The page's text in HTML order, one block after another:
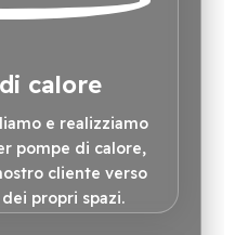
calore
e realizziamo
pompe di calore,
cliente verso
propri spazi.